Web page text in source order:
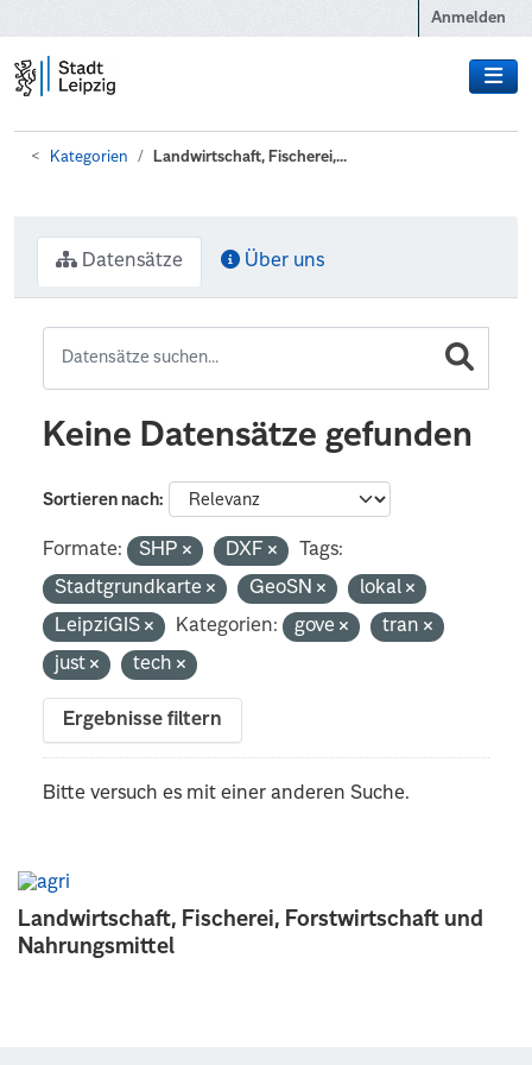
Anmelden
Kategorien Landwirtschaft, Fischerei,...
Landwirtschaft, Fischerei, Forstwirtschaft und
Nahrungsmittel
Datensätze Über uns
Keine Datensätze gefunden
Sortieren nach
Formate: SHP DXF
Tags:
Stadtgrundkarte
GeoSN
lokal
LeipziGIS
Kategorien: gove
tran
just
tech
Ergebnisse filtern
Bitte versuch es mit einer anderen Suche.